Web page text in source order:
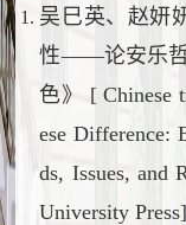
吴巳英、赵妍
性——论安乐哲
色》 [ Chinese
ese Difference:
ds, Issues, and
University